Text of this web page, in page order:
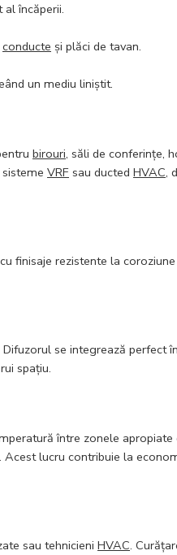
încăperii.
conducte și plăci de tavan.
un mediu liniștit.
birouri, săli de conferințe,
VRF sau ducted HVAC,
finisaje rezistente la
se integrează perfect
spațiu.
între zonele
lucru contribuie la
sau tehnicieni HVAC.